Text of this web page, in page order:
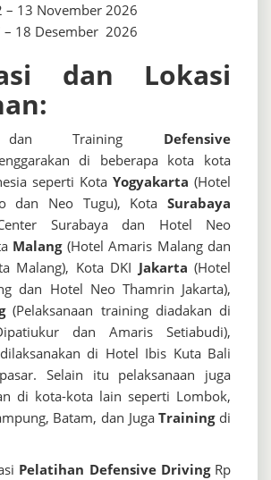
– 13 November 2026
– 18 Desember 2026
dan Lokasi
dan Training Defensive
di beberapa kota kota
seperti Kota Yogyakarta (Hotel
dan Neo Tugu), Kota Surabaya
Surabaya dan Hotel Neo
Malang(Hotel Amaris Malang dan
Malang), Kota DKI Jakarta (Hotel
dan Hotel Neo Thamrin Jakarta),
(Pelaksanaan training diadakan di
dan Amaris Setiabudi),
dilaksanakan di Hotel Ibis Kuta Bali
Selain itu pelaksanaan juga
di kota-kota lain seperti Lombok,
Batam, dan JugaTrainingdi
Pelatihan Defensive Driving Rp